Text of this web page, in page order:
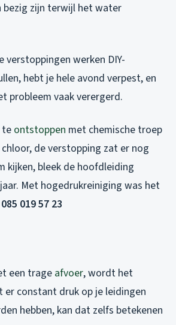
bezig zijn terwijl het water
verstoppingen werken DIY-
hebt je hele avond verpest, en
probleem vaak verergerd.
te ontstoppen met chemische troep
de verstopping zat er nog
kijken, bleek de hoofdleiding
Met hogedrukreiniging was het
019 57 23
een trage afvoer, wordt het
constant druk op je leidingen
hebben, kan dat zelfs betekenen